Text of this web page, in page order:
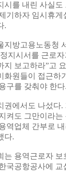
시를 내린 사실
기하자 임시휴
.
지방고용노동청
지시서를 근로
지 보고하라”고
화원들이 접근하
구를 갖춰야 한
권에서도 나섰다.
켜도 그만이라는
역업체 간부로
다.
는 용역근로자 보
국공항공사에